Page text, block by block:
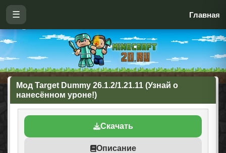
☰ Главная
Мод Target Dummy 26.1.2/1.21.11 (Узнай о
нанесённом уроне!)
Скачать
Описание